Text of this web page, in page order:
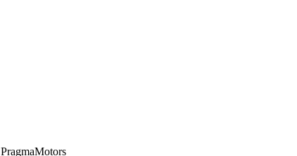
PragmaMotors